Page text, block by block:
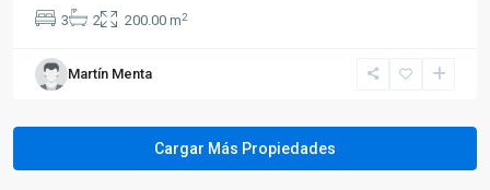
3 2 200.00 m2
Martín Menta